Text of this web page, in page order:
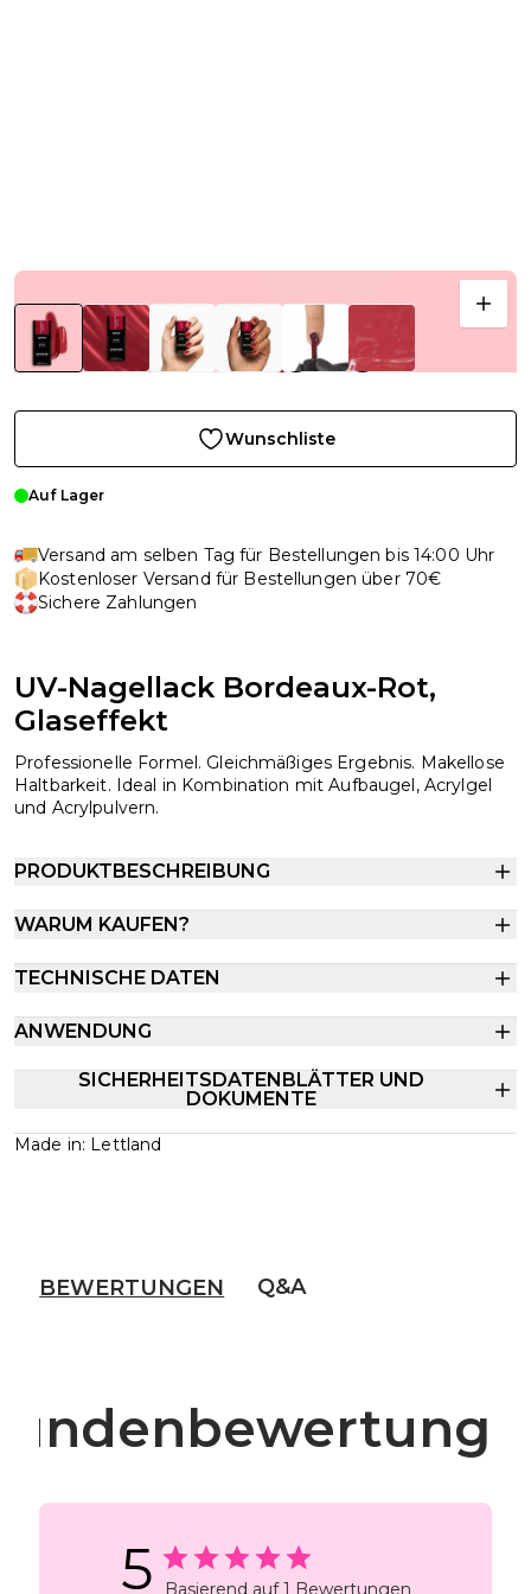
Wunschliste
Auf Lager
Versand am selben Tag für Bestellungen bis 14:00 Uhr
Kostenloser Versand für Bestellungen über 70€
Sichere Zahlungen
UV-Nagellack Bordeaux-Rot,
Glaseffekt
Professionelle Formel. Gleichmäßiges Ergebnis. Makellose
Haltbarkeit. Ideal in Kombination mit Aufbaugel, Acrylgel
und Acrylpulvern.
PRODUKTBESCHREIBUNG
WARUM KAUFEN?
TECHNISCHE DATEN
ANWENDUNG
SICHERHEITSDATENBLÄTTER UND
DOKUMENTE
Made in: Lettland
BEWERTUNGEN Q&A
5 Basierend auf 1 Bewertungen